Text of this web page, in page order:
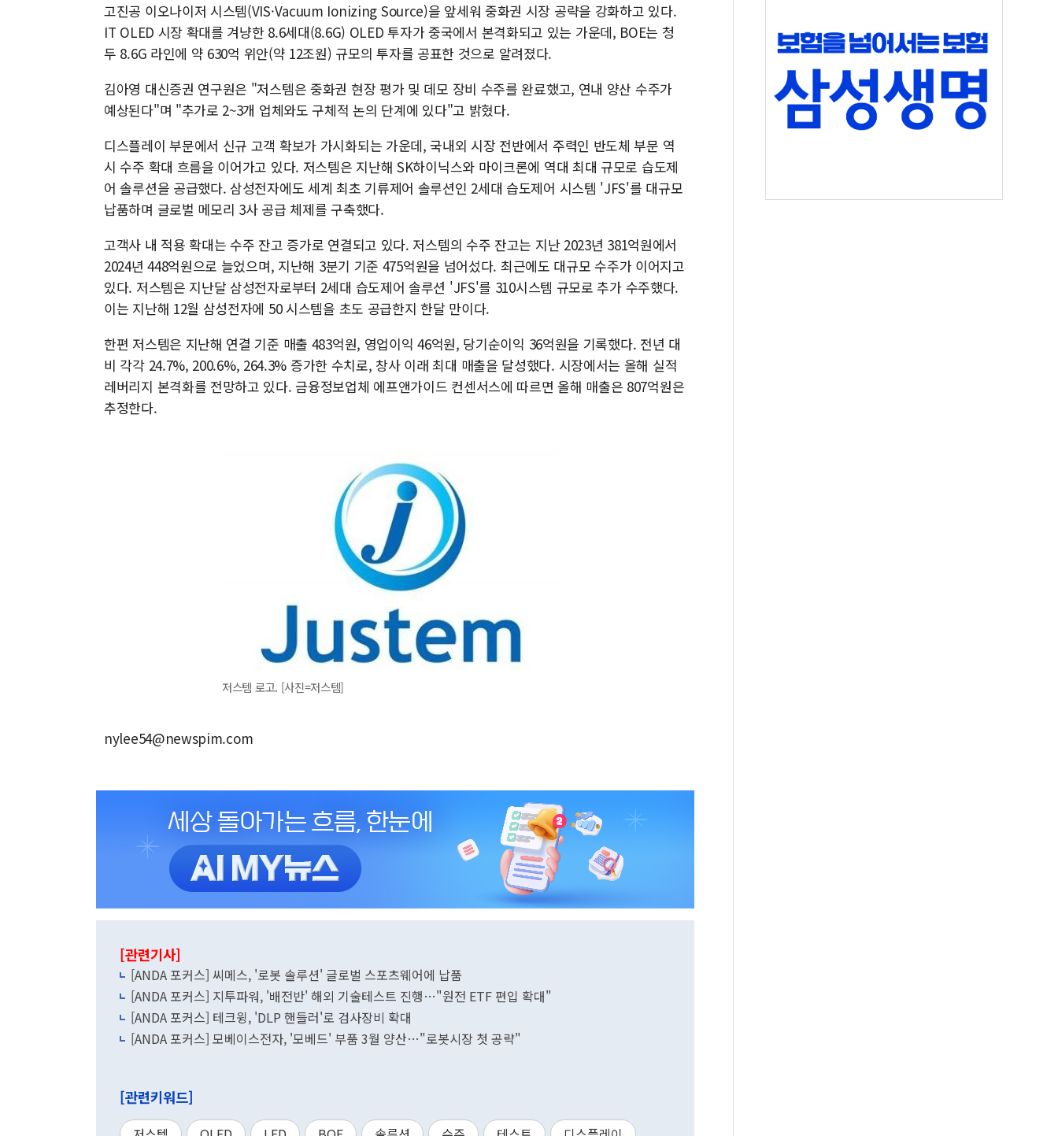
고진공 이오나이저 시스템(VIS·Vacuum Ionizing Source)을 앞세워 중화권 시장 공략을 강화하고 있다.
IT OLED 시장 확대를 겨냥한 8.6세대(8.6G) OLED 투자가 중국에서 본격화되고 있는 가운데, BOE는 청
두 8.6G 라인에 약 630억 위안(약 12조원) 규모의 투자를 공표한 것으로 알려졌다.
김아영 대신증권 연구원은 "저스템은 중화권 현장 평가 및 데모 장비 수주를 완료했고, 연내 양산 수주가
예상된다"며 "추가로 2~3개 업체와도 구체적 논의 단계에 있다"고 밝혔다.
디스플레이 부문에서 신규 고객 확보가 가시화되는 가운데, 국내외 시장 전반에서 주력인 반도체 부문 역
시 수주 확대 흐름을 이어가고 있다. 저스템은 지난해 SK하이닉스와 마이크론에 역대 최대 규모로 습도제
어 솔루션을 공급했다. 삼성전자에도 세계 최초 기류제어 솔루션인 2세대 습도제어 시스템 'JFS'를 대규모
납품하며 글로벌 메모리 3사 공급 체제를 구축했다.
고객사 내 적용 확대는 수주 잔고 증가로 연결되고 있다. 저스템의 수주 잔고는 지난 2023년 381억원에서
2024년 448억원으로 늘었으며, 지난해 3분기 기준 475억원을 넘어섰다. 최근에도 대규모 수주가 이어지고
있다. 저스템은 지난달 삼성전자로부터 2세대 습도제어 솔루션 'JFS'를 310시스템 규모로 추가 수주했다.
이는 지난해 12월 삼성전자에 50 시스템을 초도 공급한지 한달 만이다.
한편 저스템은 지난해 연결 기준 매출 483억원, 영업이익 46억원, 당기순이익 36억원을 기록했다. 전년 대
비 각각 24.7%, 200.6%, 264.3% 증가한 수치로, 창사 이래 최대 매출을 달성했다. 시장에서는 올해 실적
레버리지 본격화를 전망하고 있다. 금융정보업체 에프앤가이드 컨센서스에 따르면 올해 매출은 807억원은
추정한다.
저스템 로고. [사진=저스템]
nylee54@newspim.com
[관련기사]
[ANDA 포커스] 씨메스, '로봇 솔루션' 글로벌 스포츠웨어에 납품
[ANDA 포커스] 지투파워, '배전반' 해외 기술테스트 진행…"원전 ETF 편입 확대"
[ANDA 포커스] 테크윙, 'DLP 핸들러'로 검사장비 확대
[ANDA 포커스] 모베이스전자, '모베드' 부품 3월 양산…"로봇시장 첫 공략"
[관련키워드]